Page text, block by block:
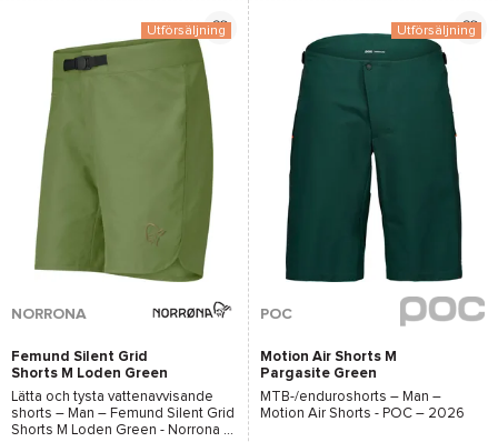
Utförsäljning
NORRONA
Femund Silent Grid
Shorts M Loden Green
Lätta och tysta vattenavvisande
shorts – Man – Femund Silent Grid
Shorts M Loden Green - Norrona –
Utförsäljning
POC
Motion Air Shorts M
Pargasite Green
MTB-/enduroshorts – Man –
Motion Air Shorts - POC – 2026